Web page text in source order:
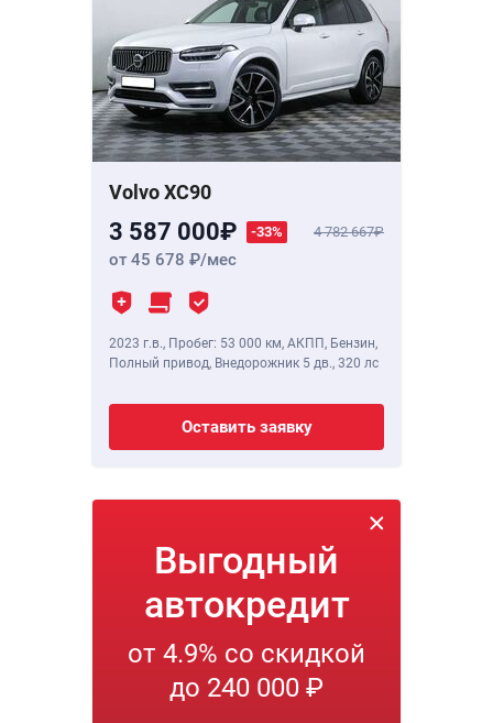
Volvo XC90
3 587 000 -33% 4 782 667
от 45 678 /мес
2023 г.в., Пробег: 53 000 км, АКПП, Бензин,
Полный привод, Внедорожник 5 дв., 320 лс
Оставить заявку
Выгодный
автокредит
от 4.9% со скидкой
до 240 000 ₽